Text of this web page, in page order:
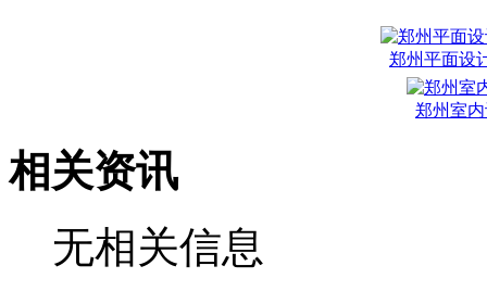
郑州平面设
郑州室
相关资讯
无相关信息